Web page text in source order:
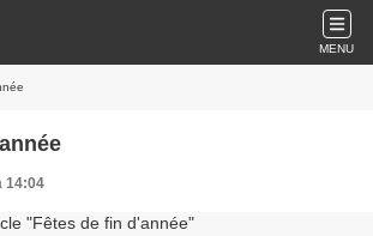
MENU
14:04